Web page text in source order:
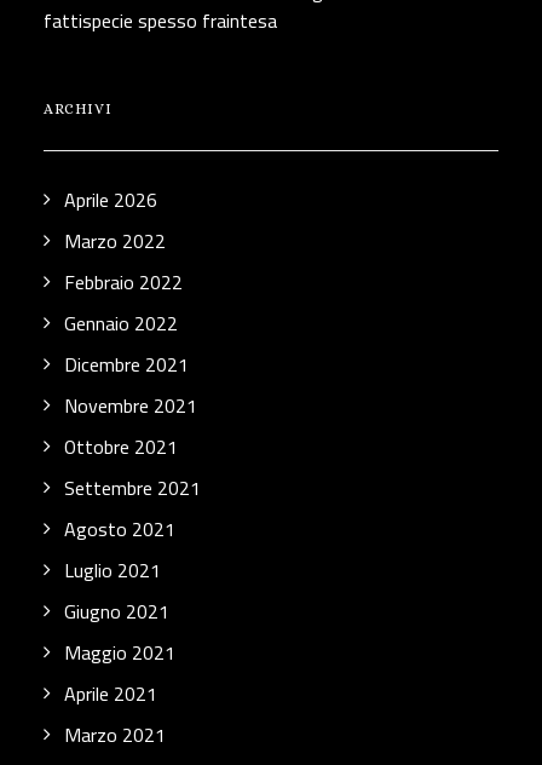
fattispecie spesso fraintesa
ARCHIVI
Aprile 2026
Marzo 2022
Febbraio 2022
Gennaio 2022
Dicembre 2021
Novembre 2021
Ottobre 2021
Settembre 2021
Agosto 2021
Luglio 2021
Giugno 2021
Maggio 2021
Aprile 2021
Marzo 2021